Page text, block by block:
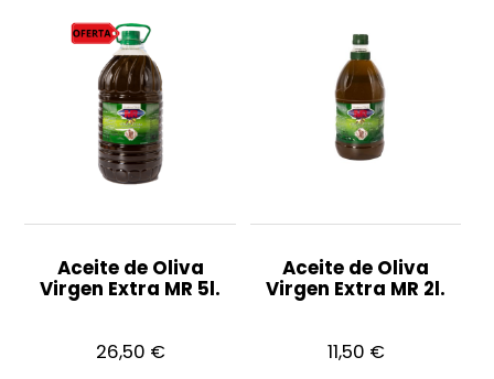
Aceite de Oliva
Virgen Extra MR 5l.
26,50 €
Aceite de Oliva
Virgen Extra MR 2l.
11,50 €